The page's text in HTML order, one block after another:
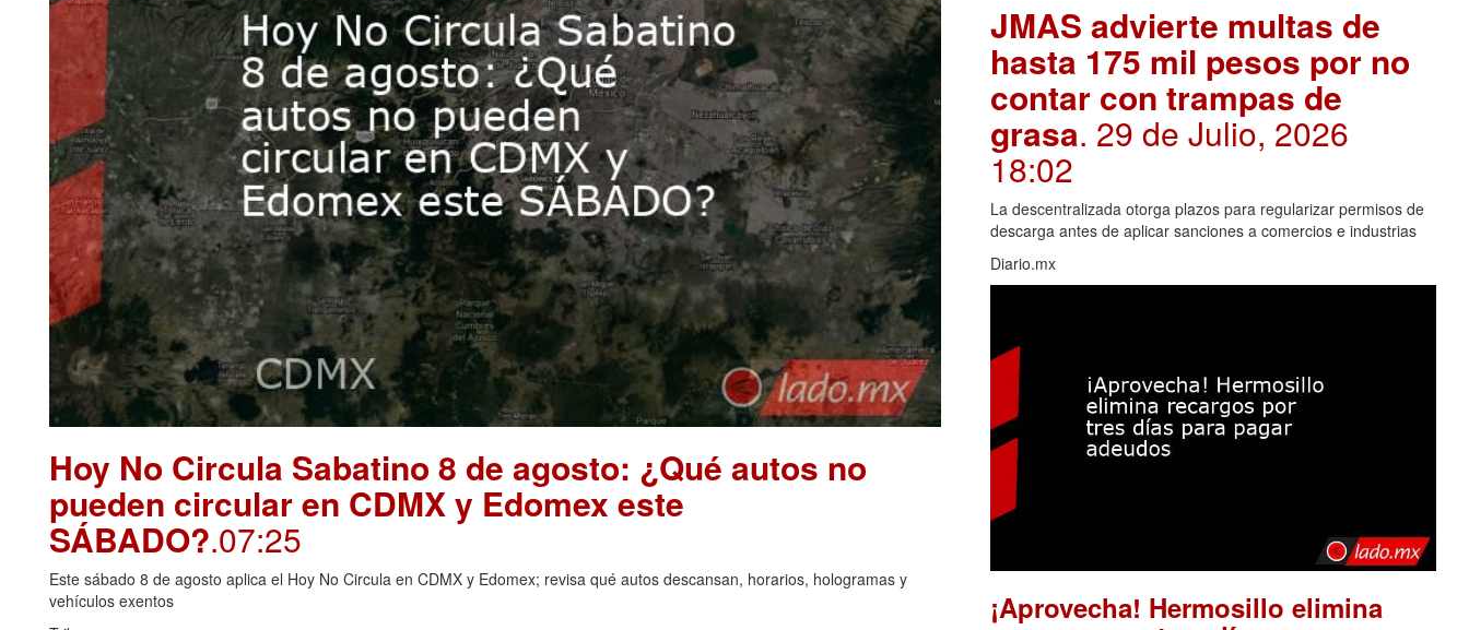
Hoy No Circula Sabatino 8 de agosto: ¿Qué autos no
pueden circular en CDMX y Edomex este
SÁBADO?.07:25
Este sábado 8 de agosto aplica el Hoy No Circula en CDMX y Edomex; revisa qué autos descansan, horarios, hologramas y
vehículos exentos
JMAS advierte multas de
hasta 175 mil pesos por no
contar con trampas de
grasa. 29 de Julio, 2026
18:02
La descentralizada otorga plazos para regularizar permisos de
descarga antes de aplicar sanciones a comercios e industrias
Diario.mx
¡Aprovecha! Hermosillo elimina